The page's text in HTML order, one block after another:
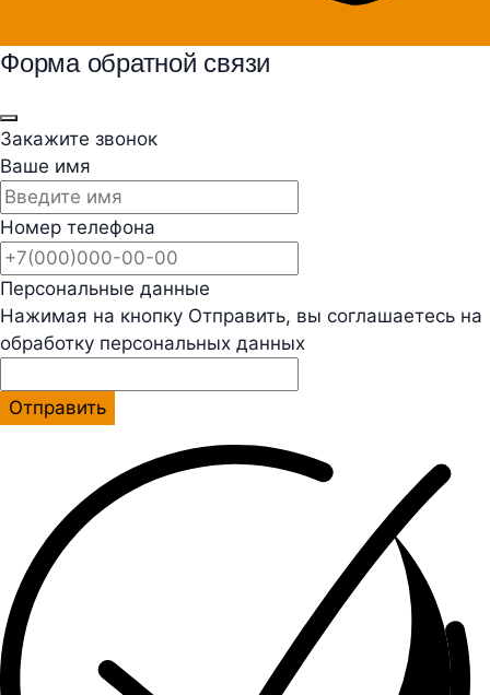
Форма обратной связи
Закажите звонок
Ваше имя
Номер телефона
Персональные данные
Нажимая на кнопку Отправить, вы соглашаетесь на
обработку персональных данных
Отправить